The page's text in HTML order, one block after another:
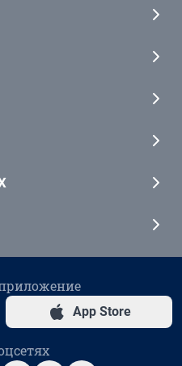
App Store